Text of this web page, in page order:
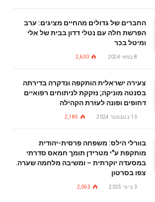
החברים של גדולים מהחיים מציגים: ערב
הפרשת חלה עם נטלי דדון בבית של אלי
ומיטל בכר
8 במאי 2024 2,630
צעירה ישראלית הותקפה ונדקרה בדירתה
בסנטה מוניקה; נזקקת לניתוחים רפואיים
דחופים ופונה לעזרת הקהילה
13 בנובמבר 2024 2,185
בוורלי הילס: משפחה פרסית-יהודית
מותקפת ע"י מטרידן תומך חמאס סדרתי
במסעדה יוקרתית – ומשיבה מלחמה שערה.
צפו בסרטון
3 ביוני 2025 2,063